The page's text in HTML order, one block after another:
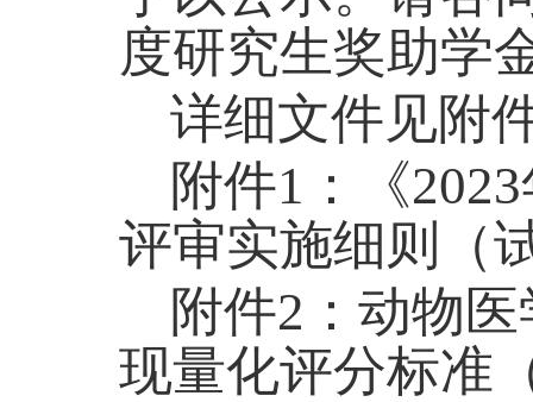
度研究生奖助学
详细文件见附
附件1 ：《2023
评审实施细则（
附件2 ：动物
现量化评分标准